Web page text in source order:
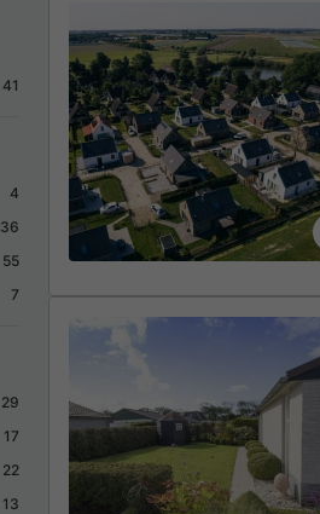
41
4
36
55
7
29
17
22
13